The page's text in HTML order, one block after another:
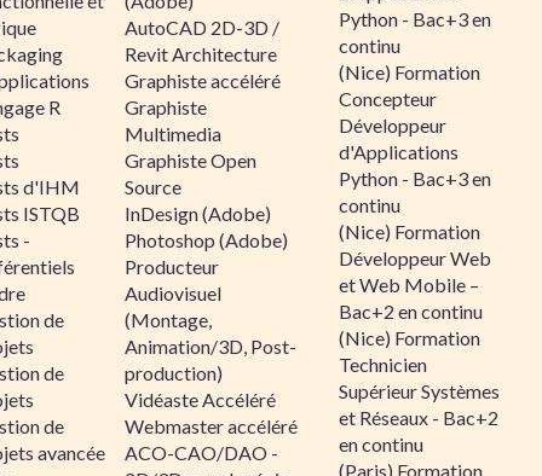
R
d'IHM
ISTQB
-
de
de
de
avancée
AutoCAD 2D-3D /
Revit Architecture
Graphiste accéléré
Graphiste
Multimedia
Graphiste Open
Source
InDesign (Adobe)
Photoshop (Adobe)
Producteur
Audiovisuel
(Montage,
Animation/3D, Post-
production)
Vidéaste Accéléré
Webmaster accéléré
ACO-CAO/DAO -
Python - Bac+3 en
continu
(Nice) Formation
Concepteur
Développeur
d'Applications
Python - Bac+3 en
continu
(Nice) Formation
Développeur Web
et Web Mobile –
Bac+2 en continu
(Nice) Formation
Technicien
Supérieur Systèmes
et Réseaux - Bac+2
en continu
(Paris) Formation